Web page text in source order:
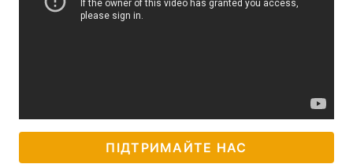
ПІДТРИМАЙТЕ НАС